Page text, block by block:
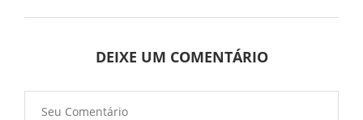
DEIXE UM COMENTÁRIO